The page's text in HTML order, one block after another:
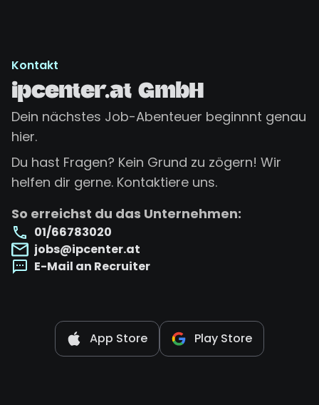
Kontakt
ipcenter.at GmbH
Dein nächstes Job-Abenteuer beginnnt genau
hier.
Du hast Fragen? Kein Grund zu zögern! Wir
helfen dir gerne. Kontaktiere uns.
So erreichst du das Unternehmen:
01/66783020
jobs@ipcenter.at
E-Mail an Recruiter
App Store Play Store